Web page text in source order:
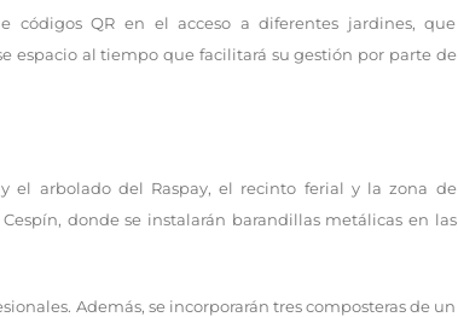
códigos QR en el acceso a diferentes jardines, que
espacio al tiempo que facilitará su gestión por parte de
el arbolado del Raspay, el recinto ferial y la zona de
donde se instalarán barandillas metálicas en las
Además, se incorporarán tres composteras de un